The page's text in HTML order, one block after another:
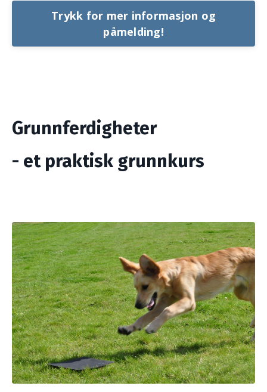
Trykk for mer informasjon og
påmelding!
Grunnferdigheter
- et praktisk grunnkurs